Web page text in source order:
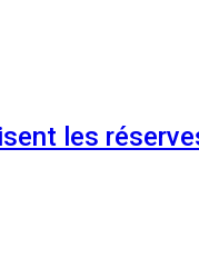
les